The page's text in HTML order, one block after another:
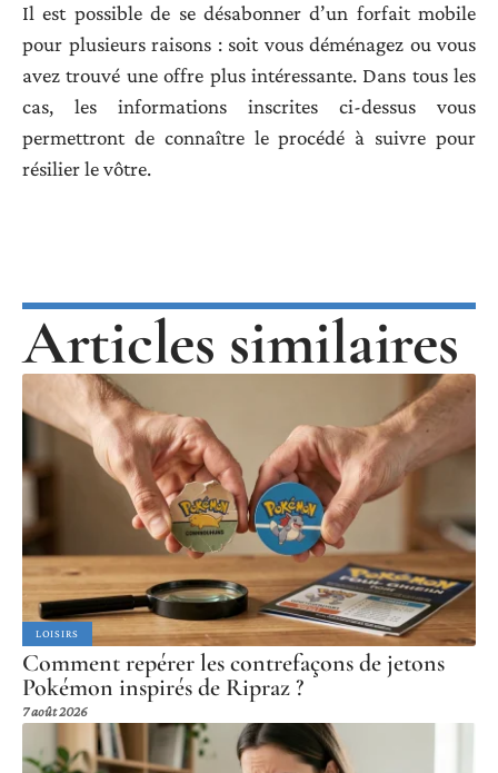
Il est possible de se désabonner d’un forfait mobile
pour plusieurs raisons : soit vous déménagez ou vous
avez trouvé une offre plus intéressante. Dans tous les
cas, les informations inscrites ci-dessus vous
permettront de connaître le procédé à suivre pour
résilier le vôtre.
Articles similaires
LOISIRS
Comment repérer les contrefaçons de jetons
Pokémon inspirés de Ripraz ?
7 août 2026